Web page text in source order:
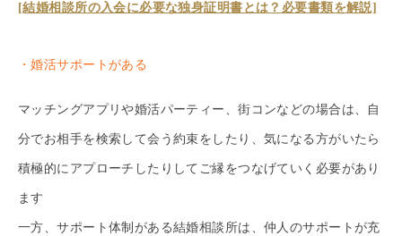
[結婚相談所の入会に必要な独身証明書とは？必要書類を解説]
・婚活サポートがある
マッチングアプリや婚活パーティー、街コンなどの場合は、自
分でお相手を検索して会う約束をしたり、気になる方がいたら
積極的にアプローチしたりしてご縁をつなげていく必要があり
ます
一方、サポート体制がある結婚相談所は、仲人のサポートが充